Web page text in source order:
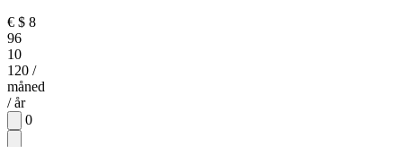
€ $ 8
96
10
120 /
måned
/ år
0